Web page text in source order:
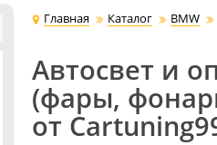
Письмо
Главная Каталог BMW
Автосвет и
(фары,
от